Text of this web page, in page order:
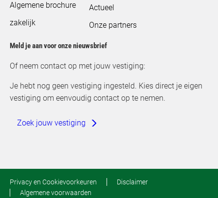
Algemene brochure
zakelijk
Actueel
Onze partners
Meld je aan voor onze nieuwsbrief
Of neem contact op met jouw vestiging:
Je hebt nog geen vestiging ingesteld. Kies direct je eigen
vestiging om eenvoudig contact op te nemen.
Zoek jouw vestiging
Privacy en Cookievoorkeuren
Disclaimer
Algemene voorwaarden